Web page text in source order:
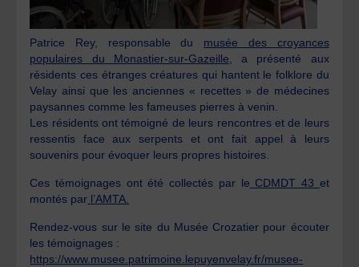
Patrice Rey, responsable du musée des croyances
populaires du Monastier-sur-Gazeille, a présenté aux
résidents ces étranges créatures qui hantent le folklore du
Velay ainsi que les anciennes « recettes » de médecines
paysannes comme les fameuses pierres à venin.
Les résidents ont témoigné de leurs rencontres et de leurs
ressentis face aux serpents et ont fait appel à leurs
souvenirs pour évoquer leurs propres histoires.
Ces témoignages ont été collectés par le CDMDT 43 et
montés par l’AMTA.
Rendez-vous sur le site du Musée Crozatier pour écouter
les témoignages :
https://www.musee.patrimoine.lepuyenvelay.fr/musee-